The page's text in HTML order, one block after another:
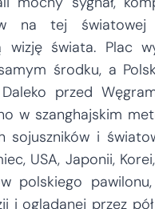
na tej światowej
świata. Plac
środku, a
przed
w szanghajskim
i
USA, Japonii,
polskiego
i oglądanej przez